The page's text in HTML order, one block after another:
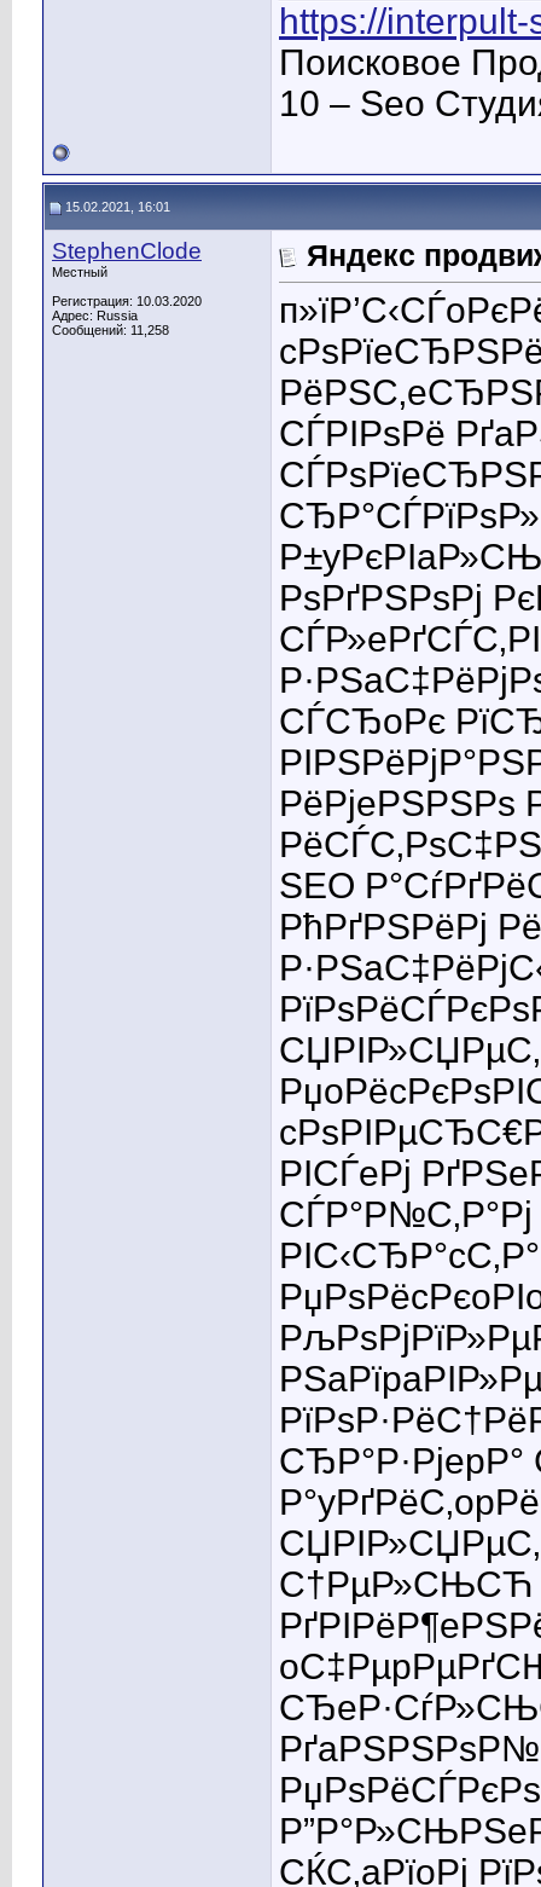
https://
Поисковое
10 – Seo
15.02.2021, 16:01
StephenClode
Местный
Регистрация: 10.03.2020
Адрес: Russia
Сообщений: 11,258
Яндекс
СЃРІРѕРё
РѕРґРЅРѕРј
СЃСЂoРє
РёРјeРЅРЅРѕ
SEO
РћРґРЅРёРј
РІСЃeРј
С†РµР»СЊСЋ
РґaРЅРЅРѕР№
СЌС‚aРїoРј